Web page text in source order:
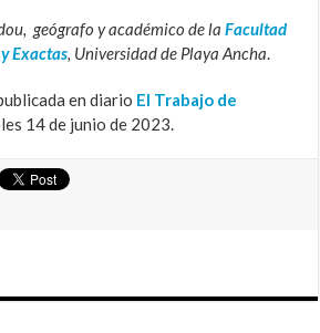
geógrafo y académico de la Facultad
Exactas, Universidad de Playa Ancha.
en diario El Trabajo de
14 de junio de 2023.